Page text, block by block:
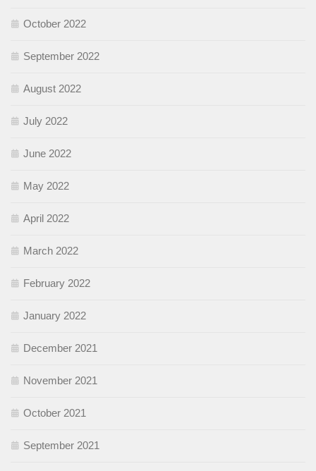
October 2022
September 2022
August 2022
July 2022
June 2022
May 2022
April 2022
March 2022
February 2022
January 2022
December 2021
November 2021
October 2021
September 2021